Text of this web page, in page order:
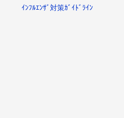
ｲﾝﾌﾙｴﾝｻﾞ対策ｶﾞｲﾄﾞﾗｲﾝ